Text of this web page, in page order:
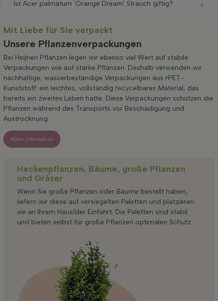
Ist Acer palmatum 'Orange Dream' Strauch giftig?
Mit Liebe für Sie verpackt
Unsere Pflanzenverpackungen
Bei Heijnen Pflanzen legen wir ebenso viel Wert auf stabile
Verpackungen wie auf starke Pflanzen. Deshalb verwenden wir
nachhaltige, wasserbeständige Verpackungen aus rPET-
Kunststoff: ein leichtes, vollständig recycelbares Material, das
bereits ein zweites Leben hatte. Diese Verpackungen schützen die
Pflanzen während des Transports vor Beschädigung und
Austrocknung.
Mehr information
Heckenpflanzen, Bäume, große Pflanzen
und Gräser
Wenn Sie große Pflanzen oder Bäume bestellt haben,
liefern wir diese auf versiegelten Paletten und platzieren
sie an Ihrem Haus/der Einfahrt. Die Paletten sind stabil
und bieten selbst für große Pflanzen optimalen Schutz.